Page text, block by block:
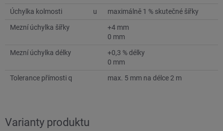
Úchylka kolmosti
u
maximálně 1 % skutečné šířky
Mezní úchylka šířky
+4 mm
0 mm
Mezní úchylka délky
+0,3 % délky
0 mm
Tolerance přímosti q
max. 5 mm na délce 2 m
Varianty produktu